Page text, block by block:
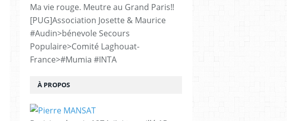
Ma vie rouge. Meutre au Grand Paris‼️
[PUG]Association Josette & Maurice
#Audin>bénevole Secours
Populaire>Comité Laghouat-
France>#Mumia #INTA
À PROPOS